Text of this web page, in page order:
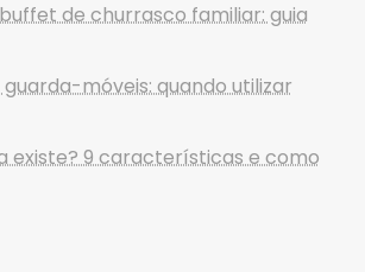
de churrasco familiar: guia
móveis: quando utilizar
existe? 9 características e como